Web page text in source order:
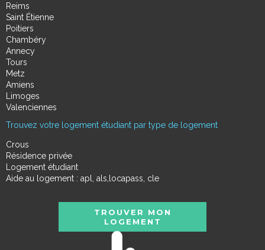
Reims
Saint Étienne
Poitiers
Chambéry
Annecy
Tours
Metz
Amiens
Limoges
Valenciennes
Trouvez votre logement étudiant par type de logement
Crous
Résidence privée
Logement étudiant
Aide au logement : apl, als,locapass, cle
TROUVER MON
LOGEMENT